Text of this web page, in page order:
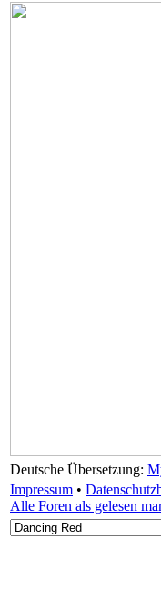
Deutsche Übersetzung:
Impressum •
Alle Foren als gelesen